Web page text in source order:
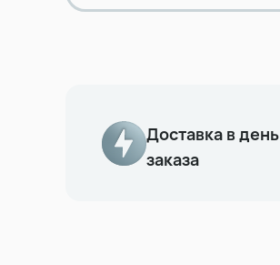
Доставка в день
заказа